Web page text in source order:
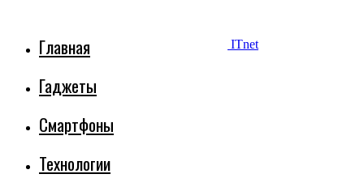
ITnet
Главная
Гаджеты
Смартфоны
Технологии